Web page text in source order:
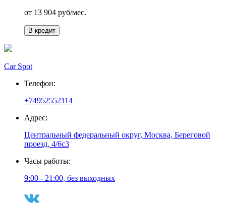
от 13 904 руб/мес.
В кредит
Car Spot
Телефон:
+74952552114
Адрес:
Центральный федеральный округ, Москва, Береговой
проезд, 4/6с3
Часы работы:
9:00 - 21:00, без выходных